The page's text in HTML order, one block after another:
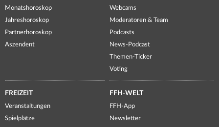
Monatshoroskop
Jahreshoroskop
Partnerhoroskop
Aszendent
Webcams
Moderatoren & Team
Podcasts
News-Podcast
Themen-Ticker
Voting
FREIZEIT
Veranstaltungen
Spielplätze
FFH-WELT
FFH-App
Newsletter